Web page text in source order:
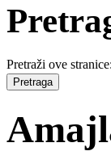
Pretraži ove stranice: